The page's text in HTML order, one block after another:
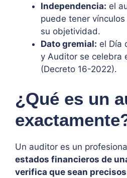
Independencia: el
puede tener
su objetividad.
Dato gremial: el Día
y Auditor se celebra
(Decreto 16-2022).
¿Qué es un
Un auditor es un
estados financieros de
verifica que sean precisos